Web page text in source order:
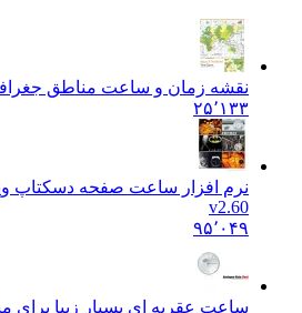
نقشه زمان و ساعت مناطق
۲۵٬۱۳۳
نرم افزار ساعت صفحه دسکتاپ
v2.60
۹۵٬۰۴۹
ساعت عقربه ای بسیار زیبا برای